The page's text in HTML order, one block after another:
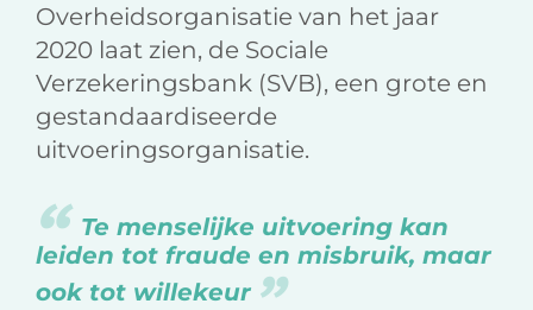
Overheidsorganisatie van het jaar
2020 laat zien, de Sociale
Verzekeringsbank (SVB), een grote en
gestandaardiseerde
uitvoeringsorganisatie.
Te menselijke uitvoering kan
leiden tot fraude en misbruik, maar
ook tot willekeur